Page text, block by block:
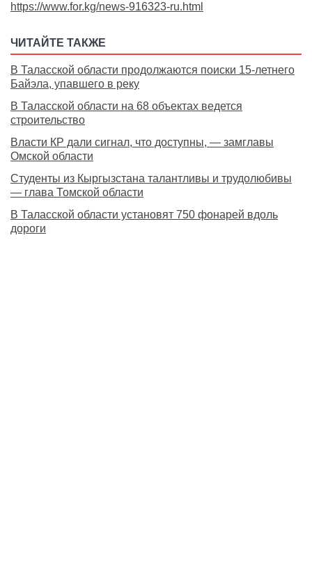
https://www.for.kg/news-916323-ru.html
ЧИТАЙТЕ ТАКЖЕ
В Таласской области продолжаются поиски 15-летнего
Байэла, упавшего в реку
В Таласской области на 68 объектах ведется
строительство
Власти КР дали сигнал, что доступны, — замглавы
Омской области
Студенты из Кыргызстана талантливы и трудолюбивы
— глава Томской области
В Таласской области установят 750 фонарей вдоль
дороги